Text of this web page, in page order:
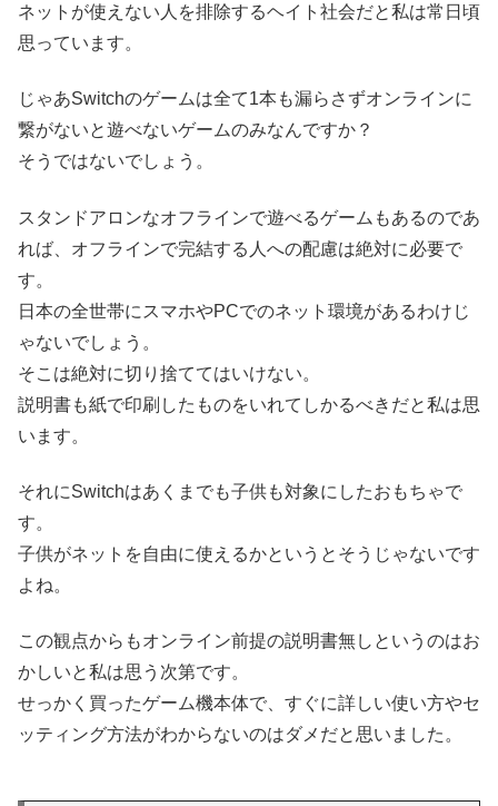
ネットが使えない人を排除するヘイト社会だと私は常日頃
思っています。
じゃあSwitchのゲームは全て1本も漏らさずオンラインに
繋がないと遊べないゲームのみなんですか？
そうではないでしょう。
スタンドアロンなオフラインで遊べるゲームもあるのであ
れば、オフラインで完結する人への配慮は絶対に必要で
す。
日本の全世帯にスマホやPCでのネット環境があるわけじ
ゃないでしょう。
そこは絶対に切り捨ててはいけない。
説明書も紙で印刷したものをいれてしかるべきだと私は思
います。
それにSwitchはあくまでも子供も対象にしたおもちゃで
す。
子供がネットを自由に使えるかというとそうじゃないです
よね。
この観点からもオンライン前提の説明書無しというのはお
かしいと私は思う次第です。
せっかく買ったゲーム機本体で、すぐに詳しい使い方やセ
ッティング方法がわからないのはダメだと思いました。